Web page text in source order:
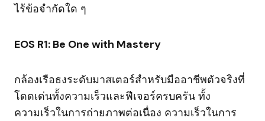
ไร้ข้อจำกัดใด ๆ
EOS R1: Be One with Mastery
กล้องเรือธงระดับมาสเตอร์สำหรับมืออาชีพตัวจริงที่
โดดเด่นทั้งความเร็วและฟีเจอร์ครบครัน ทั้ง
ความเร็วในการถ่ายภาพต่อเนื่อง ความเร็วในการ